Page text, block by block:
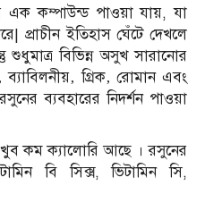
এক কম্পাউন্ড পাওয়া যায়, যা
প্রাচীন ইতিহাস ঘেঁটে দেখলে
বিভিন্ন অসুখ সারানোর
গ্রিক‚ রোমান এবং
ব্যবহারের নিদর্শন পাওয়া
খুব কম ক্যালোরি আছে । রসুনের
বি সিক্স, ভিটামিন সি,